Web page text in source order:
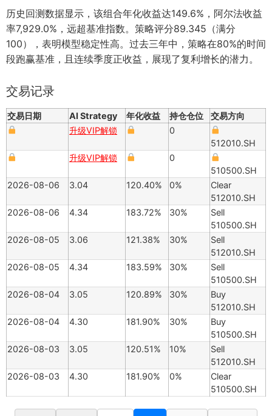
历史回测数据显示，该组合年化收益达149.6%，阿尔法收益
率7,929.0%，远超基准指数。策略评分89.345（满分
100），表明模型稳定性高。过去三年中，策略在80%的时间
段跑赢基准，且连续季度正收益，展现了复利增长的潜力。
交易记录
交易日期 AI Strategy 年化收益 持仓仓位
交易方向
升级VIP解锁
0
512010.SH
升级VIP解锁
0
510500.SH
2026-08-06
3.04 120.40% 0%
Clear
512010.SH
2026-08-06
4.34 183.72% 30%
Sell
510500.SH
2026-08-05
3.06 121.38% 30%
Sell
512010.SH
2026-08-05
4.34 183.59% 30%
Sell
510500.SH
2026-08-04
3.05 120.89% 30%
Buy
512010.SH
2026-08-04
4.30 181.90% 30%
Buy
510500.SH
2026-08-03
3.05 120.51% 10%
Sell
512010.SH
2026-08-03
4.30 181.90% 0%
Clear
510500.SH